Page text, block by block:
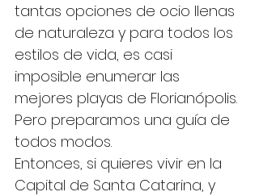
tantas opciones de ocio llenas
de naturaleza y para todos los
estilos de vida, es casi
imposible enumerar las
mejores playas de Florianópolis.
Pero preparamos una guía de
todos modos.
Entonces, si quieres vivir en la
Capital de Santa Catarina, y